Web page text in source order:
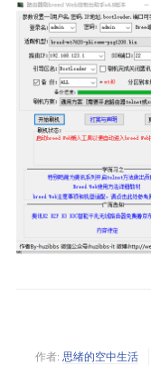
作者: 思绪的空中生活